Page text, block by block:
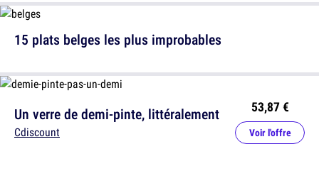
Un verre de demi-pinte, littéralement
Cdiscount
53,87 €
Voir l'offre
15 plats belges les plus improbables